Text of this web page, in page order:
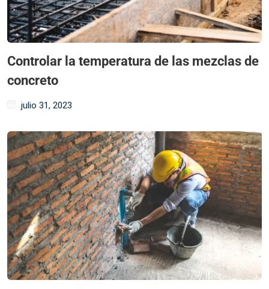
Controlar la temperatura de las mezclas de
concreto
julio 31, 2023